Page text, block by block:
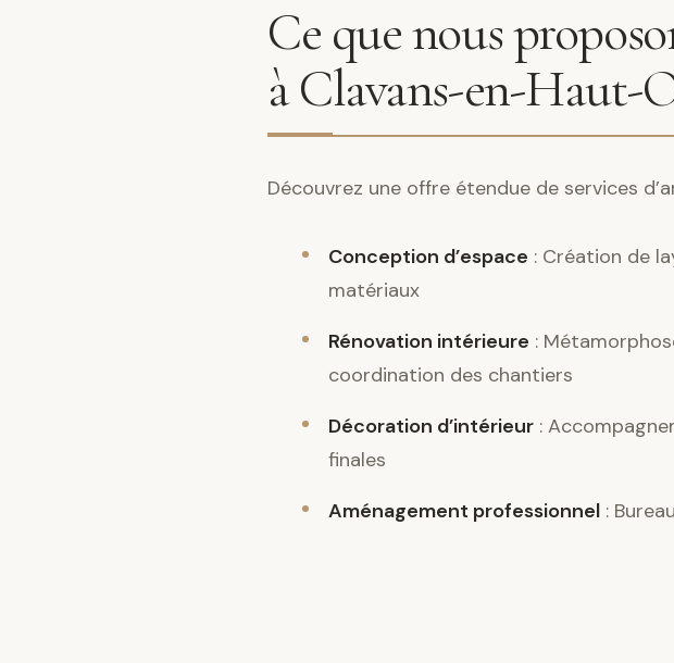
Ce que nous
à Clavans-en-Haut-
Découvrez une offre étendue de services
Conception d’espace : Création de
matériaux
Rénovation intérieure :
coordination des chantiers
Décoration d’intérieur :
finales
Aménagement professionnel :